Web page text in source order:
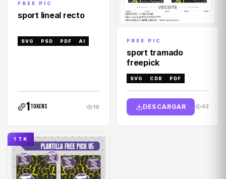
FREE PIC
sport lineal recto
SVG PSD PDF AI
1tokens 19
FREE PIC
sport tramado
freepick
SVG CDR PDF
DESCARGAR 43
1 TK